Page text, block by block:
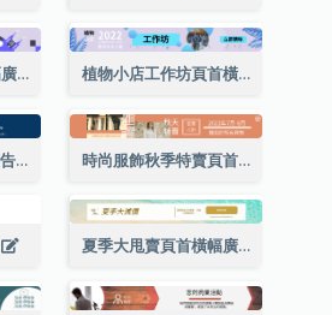
世界人居日頁首橫幅廣告 植物小店工作坊頁首橫幅廣告
SEO評級頁首橫幅廣告 時尚服飾秋季特賣頁首橫幅廣告
夏季大甩賣頁首橫幅廣告